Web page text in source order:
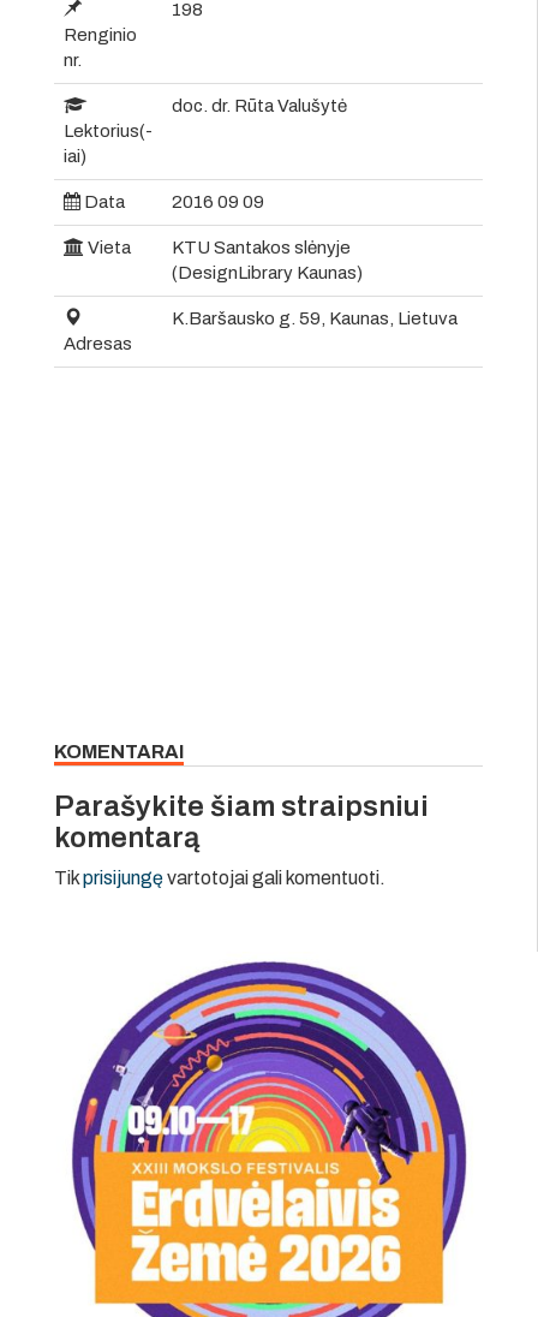
Renginio
nr.
198
Lektorius(-
iai)
doc. dr. Rūta Valušytė
Data 2016 09 09
Vieta
KTU Santakos slėnyje
(DesignLibrary Kaunas)
Adresas
K.Baršausko g. 59, Kaunas, Lietuva
KOMENTARAI
Parašykite šiam straipsniui
komentarą
Tikprisijungęvartotojai gali komentuoti.